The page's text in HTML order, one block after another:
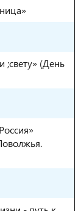
;свету» (День